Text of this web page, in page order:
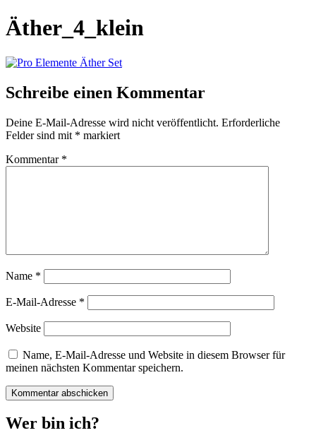
Äther_4_klein
Schreibe einen Kommentar
Deine E-Mail-Adresse wird nicht veröffentlicht. Erforderliche
Felder sind mit * markiert
Kommentar *
Name *
E-Mail-Adresse *
Website
Name, E-Mail-Adresse und Website in diesem Browser für
meinen nächsten Kommentar speichern.
Wer bin ich?